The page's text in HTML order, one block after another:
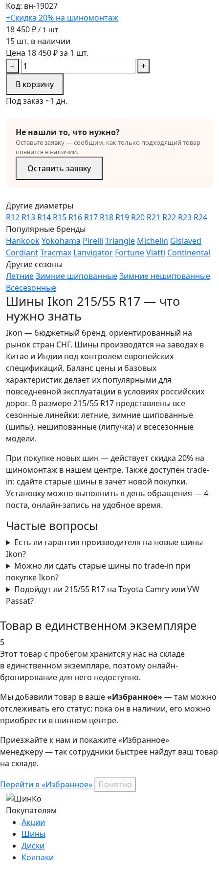
Код: вн-19027
+Скидка 20% на шиномонтаж
18 450 ₽ / 1 шт
15 шт. в наличии
Цена 18 450 ₽ за 1 шт.
−
+
В корзину
Под заказ ~1 дн.
Не нашли то, что нужно?
Оставьте заявку — сообщим, как только подходящий товар
появится в наличии.
Оставить заявку
Другие диаметры
R12 R13 R14 R15 R16 R17 R18 R19 R20 R21 R22 R23 R24
Популярные бренды
HankookYokohama Pirelli Triangle Michelin Gislaved
CordiantTracmax Lanvigator FortuneViatti Continental
Другие сезоны
ЛетниеЗимние шипованныеЗимние нешипованные
Всесезонные
Шины Ikon 215/55 R17 — что
нужно знать
Ikon — бюджетный бренд, ориентированный на
рынок стран СНГ. Шины производятся на заводах в
Китае и Индии под контролем европейских
спецификаций. Баланс цены и базовых
характеристик делает их популярными для
повседневной эксплуатации в условиях российских
дорог. В размере 215/55 R17 представлены все
сезонные линейки: летние, зимние шипованные
(шипы), нешипованные (липучка) и всесезонные
модели.
При покупке новых шин — действует скидка 20% на
шиномонтаж в нашем центре. Также доступен trade-
in: сдайте старые шины в зачёт новой покупки.
Установку можно выполнить в день обращения — 4
поста, онлайн-запись на удобное время.
Частые вопросы
Есть ли гарантия производителя на новые шины
Ikon?
Можно ли сдать старые шины по trade-in при
покупке Ikon?
Подойдут ли 215/55 R17 на Toyota Camry или VW
Passat?
Товар в единственном экземпляре
5
Этот товар с пробегом хранится у нас на складе
в единственном экземпляре, поэтому онлайн-
бронирование для него недоступно.
Мы добавили товар в ваше«Избранное» — там можно
отслеживать его статус: пока он в наличии, его можно
приобрести в шинном центре.
Приезжайте к нам и покажите «Избранное»
менеджеру — так сотрудники быстрее найдут ваш товар
на складе.
Перейти в «Избранное» Понятно
Покупателям
Акции
Шины
Диски
Колпаки